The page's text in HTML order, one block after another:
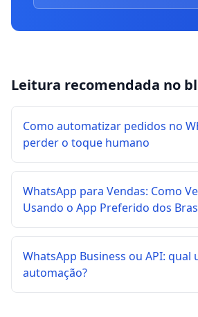
Leitura recomendada no
Como automatizar pedidos no
perder o toque humano
WhatsApp para Vendas: Como
Usando o App Preferido dos
WhatsApp Business ou API: qual
automação?